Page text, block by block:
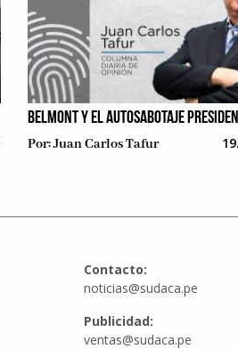
BELMONT Y EL AUTOSABOTAJE
Por:Juan Carlos Tafur
Contacto:
noticias@sudaca.pe
Publicidad:
ventas@sudaca.pe